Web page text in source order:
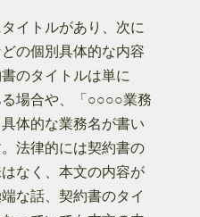
イトルがあり、次に
の個別具体的な内容
のタイトルは単に
る場合や、「○○○○業務
体的な業務名が書い
法律的には契約書の
なく、本文の内容が
な話、契約書のタイ